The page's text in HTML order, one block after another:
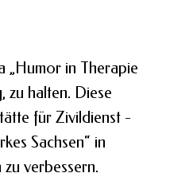
„Humor in Therapie
zu halten. Diese
für Zivildienst -
Sachsen“ in
verbessern.